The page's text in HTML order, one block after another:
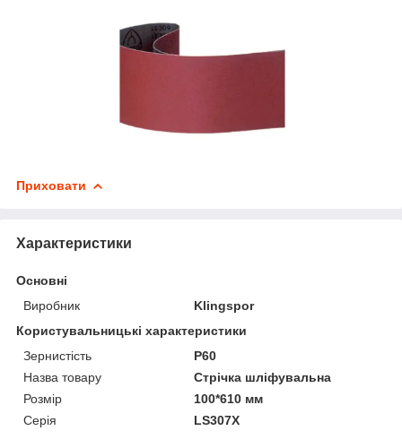
Приховати
Характеристики
Основні
Виробник
Klingspor
Користувальницькі характеристики
Зернистість
P60
Назва товару
Стрічка шліфувальна
Розмір
100*610 мм
Серія
LS307X